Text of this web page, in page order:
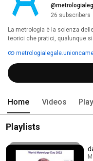
26 subscribers
La metrologia è la scienza
teorici che pratici, qualunque
Home Videos
Playlists